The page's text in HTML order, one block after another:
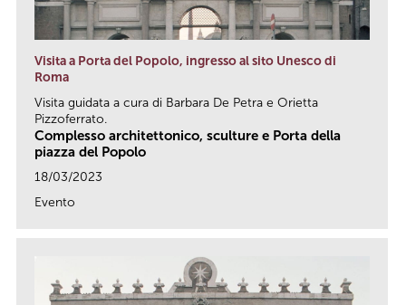
Visita a Porta del Popolo, ingresso al sito Unesco di
Roma
Visita guidata a cura di Barbara De Petra e Orietta
Pizzoferrato.
Complesso architettonico, sculture e Porta della
piazza del Popolo
18/03/2023
Evento